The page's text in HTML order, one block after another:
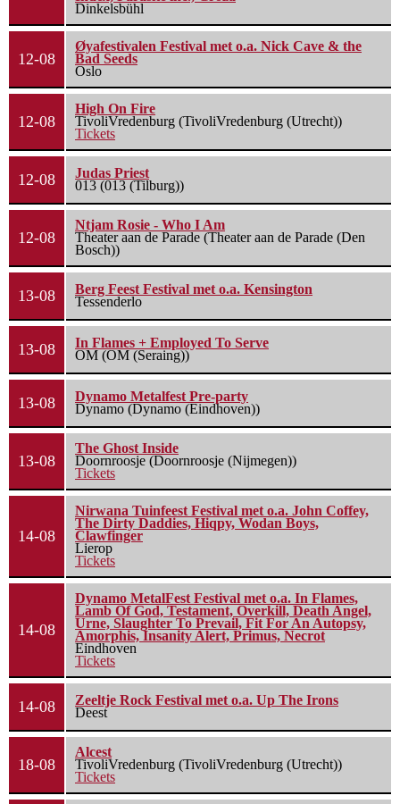
Dinkelsbühl
12-08
Øyafestivalen Festival met o.a. Nick Cave & the
Bad Seeds
Oslo
12-08
High On Fire
TivoliVredenburg (TivoliVredenburg (Utrecht))
Tickets
12-08
Judas Priest
013 (013 (Tilburg))
12-08
Ntjam Rosie - Who I Am
Theater aan de Parade (Theater aan de Parade (Den
Bosch))
13-08
Berg Feest Festival met o.a. Kensington
Tessenderlo
13-08
In Flames + Employed To Serve
OM (OM (Seraing))
13-08
Dynamo Metalfest Pre-party
Dynamo (Dynamo (Eindhoven))
13-08
The Ghost Inside
Doornroosje (Doornroosje (Nijmegen))
Tickets
14-08
Nirwana Tuinfeest Festival met o.a. John Coffey,
The Dirty Daddies, Hiqpy, Wodan Boys,
Clawfinger
Lierop
Tickets
14-08
Dynamo MetalFest Festival met o.a. In Flames,
Lamb Of God, Testament, Overkill, Death Angel,
Urne, Slaughter To Prevail, Fit For An Autopsy,
Amorphis, Insanity Alert, Primus, Necrot
Eindhoven
Tickets
14-08
Zeeltje Rock Festival met o.a. Up The Irons
Deest
18-08
Alcest
TivoliVredenburg (TivoliVredenburg (Utrecht))
Tickets